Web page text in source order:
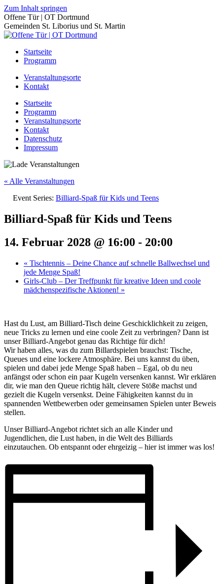
Zum Inhalt springen
Offene Tür | OT Dortmund
Gemeinden St. Liborius und St. Martin
Startseite
Programm
Veranstaltungsorte
Kontakt
Startseite
Programm
Veranstaltungsorte
Kontakt
Datenschutz
Impressum
« Alle Veranstaltungen
Event Series: Billiard-Spaß für Kids und Teens
Billiard-Spaß für Kids und Teens
14. Februar 2028 @ 16:00 - 20:00
« Tischtennis – Deine Chance auf schnelle Ballwechsel und
jede Menge Spaß!
Girls-Club – Der Treffpunkt für kreative Ideen und coole
mädchenspezifische Aktionen! »
Hast du Lust, am Billiard-Tisch deine Geschicklichkeit zu zeigen,
neue Tricks zu lernen und eine coole Zeit zu verbringen? Dann ist
unser Billiard-Angebot genau das Richtige für dich!
Wir haben alles, was du zum Billardspielen brauchst: Tische,
Queues und eine lockere Atmosphäre. Bei uns kannst du üben,
spielen und dabei jede Menge Spaß haben – Egal, ob du neu
anfängst oder schon ein paar Kugeln versenken kannst. Wir erklären
dir, wie man den Queue richtig hält, clevere Stöße machst und
gezielt die Kugeln versenkst. Deine Fähigkeiten kannst du in
spannenden Wettbewerben oder gemeinsamen Spielen unter Beweis
stellen.
Unser Billiard-Angebot richtet sich an alle Kinder und
Jugendlichen, die Lust haben, in die Welt des Billiards
einzutauchen. Ob entspannt oder ehrgeizig – hier ist immer was los!